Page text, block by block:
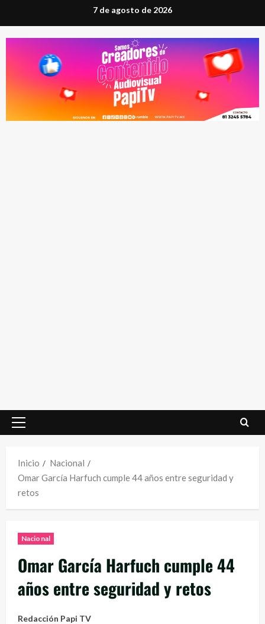
al
contenido
7 de agosto de 2026
Menú
Inicio
Nacional
Omar García Harfuch cumple 44 años entre seguridad y
retos
Nacional
Omar García Harfuch cumple 44
años entre seguridad y retos
Redacción Papi TV